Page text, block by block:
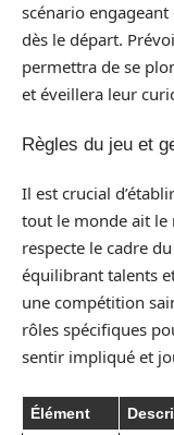
scénario
dès le départ.
permettra de se
et éveillera leur
Règles du jeu et
Il est crucial
tout le monde ait le
respecte le cadre
équilibrant talents
une compétition
rôles spécifiques
sentir impliqué et
Élément